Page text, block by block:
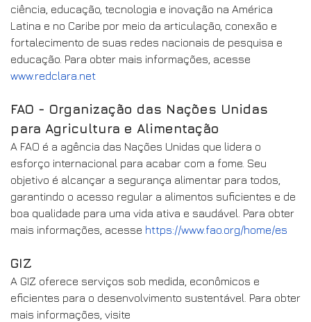
ciência, educação, tecnologia e inovação na América
Latina e no Caribe por meio da articulação, conexão e
fortalecimento de suas redes nacionais de pesquisa e
educação. Para obter mais informações, acesse
www.redclara.net
FAO - Organização das Nações Unidas
para Agricultura e Alimentação
A FAO é a agência das Nações Unidas que lidera o
esforço internacional para acabar com a fome. Seu
objetivo é alcançar a segurança alimentar para todos,
garantindo o acesso regular a alimentos suficientes e de
boa qualidade para uma vida ativa e saudável. Para obter
mais informações, acesse https://www.fao.org/home/es
GIZ
A GIZ oferece serviços sob medida, econômicos e
eficientes para o desenvolvimento sustentável. Para obter
mais informações, visite